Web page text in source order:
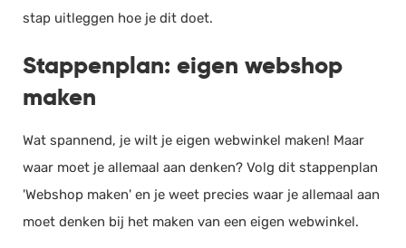
stap uitleggen hoe je dit doet.
Stappenplan: eigen webshop
maken
Wat spannend, je wilt je eigen webwinkel maken! Maar
waar moet je allemaal aan denken? Volg dit stappenplan
'Webshop maken' en je weet precies waar je allemaal aan
moet denken bij het maken van een eigen webwinkel.